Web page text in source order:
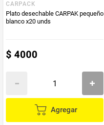
CARPACK
Plato desechable CARPAK pequeño
blanco x20 unds
$ 4000
Agregar